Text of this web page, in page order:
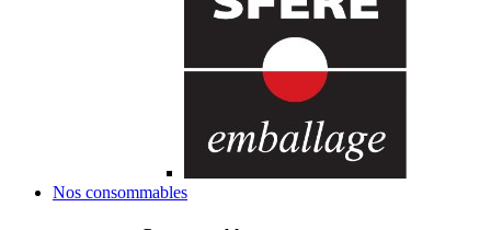
Nos consommables